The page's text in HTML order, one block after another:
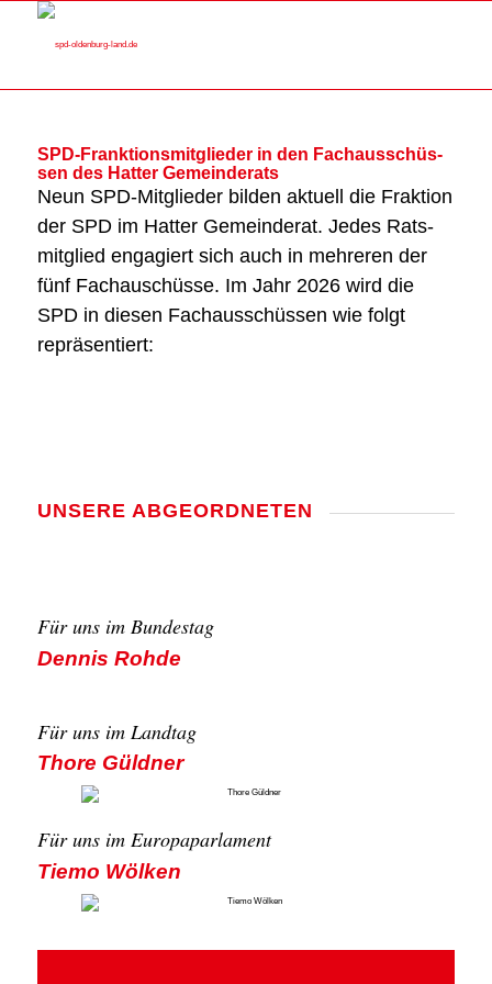
SPD-Frank­ti­ons­mit­glie­der in den Fach­aus­schüs­
sen des Hat­ter Gemein­de­rats
Neun SPD-Mit­glie­der bil­den aktu­ell die Frak­ti­on
der SPD im Hat­ter Gemein­de­rat. Jedes Rats­
mit­glied enga­giert sich auch in meh­re­ren der
fünf Fachaus­chüs­se. Im Jahr 2026 wird die
SPD in die­sen Fach­aus­schüs­sen wie folgt
reprä­sen­tiert:
UNSE­RE ABGE­ORD­NE­TEN
Für uns im Bun­des­tag
Den­nis Roh­de
Für uns im Land­tag
Tho­re Güld­ner
Für uns im Euro­pa­par­la­ment
Tie­mo Wöl­ken